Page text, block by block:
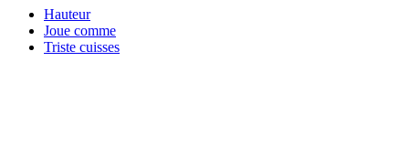
Hauteur
Joue comme
Triste cuisses